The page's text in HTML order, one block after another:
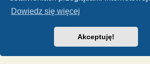
Dowiedz się więcej
Akceptuję!